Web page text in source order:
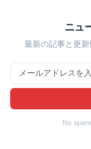
ニュ
最新の記事と更新
No